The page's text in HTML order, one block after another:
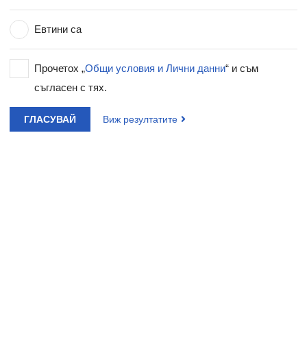
Евтини са
Прочетох „Общи условия и Лични данни“ и съм
съгласен с тях.
ГЛАСУВАЙ Виж резултатите